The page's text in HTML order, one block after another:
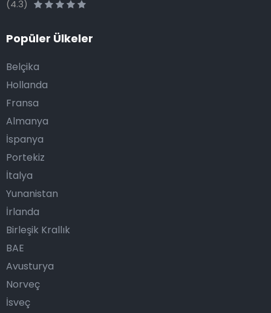
(4.3)
Popüler Ülkeler
Belçika
Hollanda
Fransa
Almanya
İspanya
Portekiz
İtalya
Yunanistan
İrlanda
Birleşik Krallık
BAE
Avusturya
Norveç
İsveç